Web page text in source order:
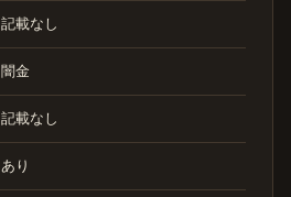
記載なし
闇金
記載なし
あり